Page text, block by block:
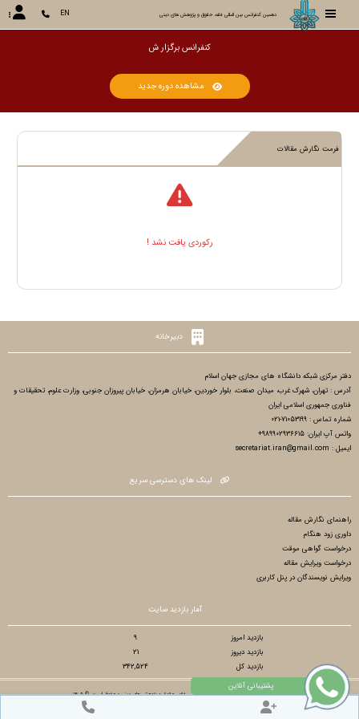
دهمین کنفرانس بین المللی فقه، حقوق و پژوهش های دینی EN
کنفرانس برگزا
مشاهده دوره جدید
فرمت نگارش مقالات
رکوردی یافت نشد !
دبیرخانه
دفتر مرکزی شبکه دانشگاه های مجازی جهان اسلام
آدرس : تهران، شهرک غرب، میدان صنعت، بلوار خوردین، خیابان هرمزان، خیابان پیروزان جنوبی، وزارت علوم، تحقیقات و
فناوری جمهوری اسلامی ایران
شماره تماس : 71053199-021
واتس آپ ایران: 989902936615+
ایمیل : secretariat.iran@gmail.com
لینک های دسترسی سریع
راهنمای نگارش مقاله
داوری زود هنگام
درخواست گواهی موقت
درخواست ویرایش مقاله
ویرایش نویسندگان در پنل کاربری
آمار بازدید سایت
بازدید امروز
9
بازدید دیروز
21
بازدید کل
342,524
تمام حقوق مادی و معنوی برای دهمین کنفرانس بین المللی فقه، حقوق و پژوهش های دینی محفوظ است. © ۱۴۰۵